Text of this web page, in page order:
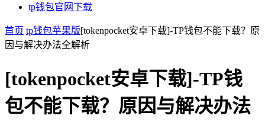
tp钱包官网下载
首页 tp钱包苹果版[tokenpocket安卓下载]-TP钱包不能下载？原
因与解决办法全解析
[tokenpocket安卓下载]-TP钱
包不能下载？原因与解决办法